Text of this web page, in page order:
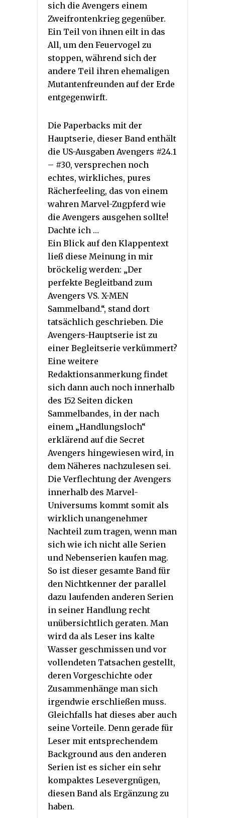
sich die Avengers einem
Zweifrontenkrieg gegenüber.
Ein Teil von ihnen eilt in das
All, um den Feuervogel zu
stoppen, während sich der
andere Teil ihren ehemaligen
Mutantenfreunden auf der Erde
entgegenwirft.
Die Paperbacks mit der
Hauptserie, dieser Band enthält
die US-Ausgaben Avengers #24.1
– #30, versprechen noch
echtes, wirkliches, pures
Rächerfeeling, das von einem
wahren Marvel-Zugpferd wie
die Avengers ausgehen sollte!
Dachte ich …
Ein Blick auf den Klappentext
ließ diese Meinung in mir
bröckelig werden: „Der
perfekte Begleitband zum
Avengers VS. X-MEN
Sammelband.“, stand dort
tatsächlich geschrieben. Die
Avengers-Hauptserie ist zu
einer Begleitserie verkümmert?
Eine weitere
Redaktionsanmerkung findet
sich dann auch noch innerhalb
des 152 Seiten dicken
Sammelbandes, in der nach
einem „Handlungsloch“
erklärend auf die Secret
Avengers hingewiesen wird, in
dem Näheres nachzulesen sei.
Die Verflechtung der Avengers
innerhalb des Marvel-
Universums kommt somit als
wirklich unangenehmer
Nachteil zum tragen, wenn man
sich wie ich nicht alle Serien
und Nebenserien kaufen mag.
So ist dieser gesamte Band für
den Nichtkenner der parallel
dazu laufenden anderen Serien
in seiner Handlung recht
unübersichtlich geraten. Man
wird da als Leser ins kalte
Wasser geschmissen und vor
vollendeten Tatsachen gestellt,
deren Vorgeschichte oder
Zusammenhänge man sich
irgendwie erschließen muss.
Gleichfalls hat dieses aber auch
seine Vorteile. Denn gerade für
Leser mit entsprechendem
Background aus den anderen
Serien ist es sicher ein sehr
kompaktes Lesevergnügen,
diesen Band als Ergänzung zu
haben.